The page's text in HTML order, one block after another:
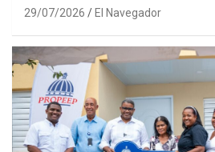
29/07/2026 El Navegador